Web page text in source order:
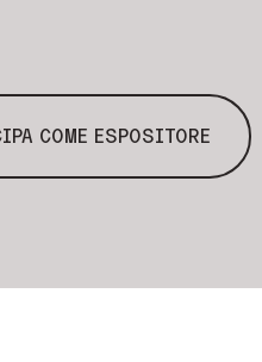
COME ESPOSITORE